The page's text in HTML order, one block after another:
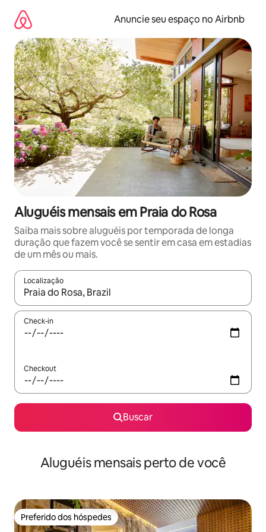
para
conteúdo
Anuncie seu espaço no Airbnb
Aluguéis mensais em Praia do Rosa
Saiba mais sobre aluguéis por temporada de longa
duração que fazem você se sentir em casa em estadias
de um mês ou mais.
Localização
Quando os resultados estiverem disponíveis, explore-os
Check-in
Checkout
Buscar
Aluguéis mensais perto de você
Preferido dos hóspedes
Preferido dos hóspedes